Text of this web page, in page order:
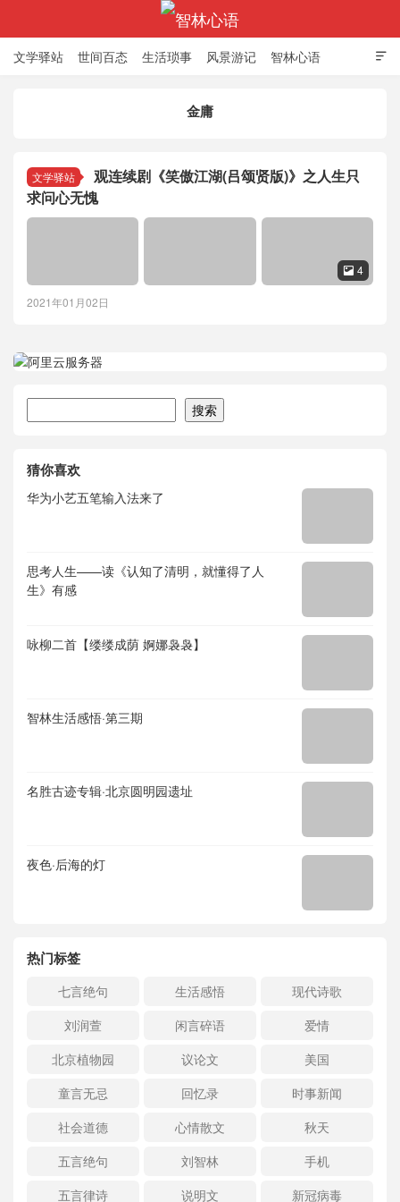

文学驿站 世间百态 生活琐事 风景游记 智林心语
金庸
文学驿站
观连续剧《笑傲江湖(吕颂贤版)》之人生只
求问心无愧
 4
2021年01月02日
搜索
猜你喜欢
华为小艺五笔输入法来了
思考人生——读《认知了清明，就懂得了人
生》有感
咏柳二首【缕缕成荫 婀娜袅袅】
智林生活感悟·第三期
名胜古迹专辑·北京圆明园遗址
夜色·后海的灯
热门标签
七言绝句 生活感悟
现代诗歌
刘润萱
闲言碎语
爱情
北京植物园
议论文
美国
童言无忌
回忆录
时事新闻
社会道德
心情散文
秋天
五言绝句
刘智林
手机
五言律诗
说明文 新冠病毒